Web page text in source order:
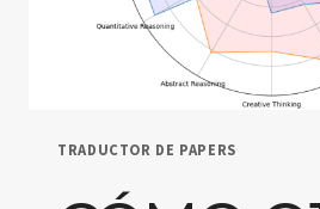
TRADUCTOR DE PAPERS